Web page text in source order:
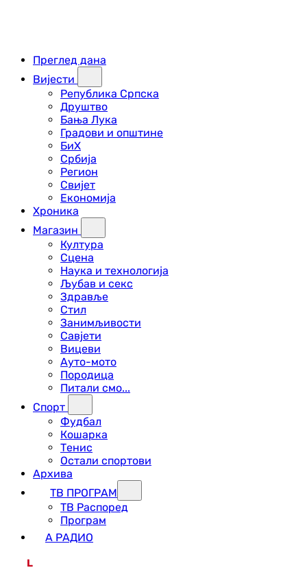
Преглед дана
Вијести
Република Српска
Друштво
Бања Лука
Градови и општине
БиХ
Србија
Регион
Свијет
Економија
Хроника
Магазин
Култура
Сцена
Наука и технологија
Љубав и секс
Здравље
Стил
Занимљивости
Савјети
Вицеви
Ауто-мото
Породица
Питали смо...
Спорт
Фудбал
Кошарка
Тенис
Остали спортови
Архива
ТВ ПРОГРАМ
ТВ Распоред
Програм
А РАДИО
L